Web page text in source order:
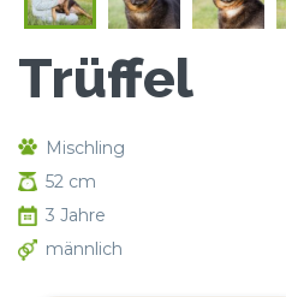
Trüffel
Mischling
52 cm
3 Jahre
männlich